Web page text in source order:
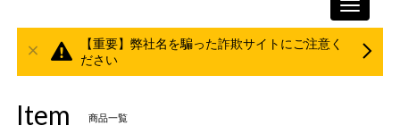
Toggle
【重要】弊社名を騙った詐欺サイトにご注意く
ださい
Item 商品一覧